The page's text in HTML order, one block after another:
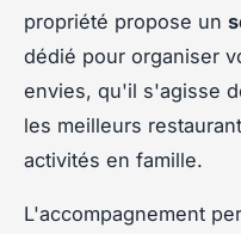
propriété propose un
dédié pour organiser
envies, qu'il s'agisse
les meilleurs
activités en famille.
L'accompagnement